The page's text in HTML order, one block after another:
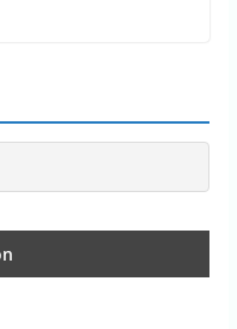
minutes pour tous
le consentement